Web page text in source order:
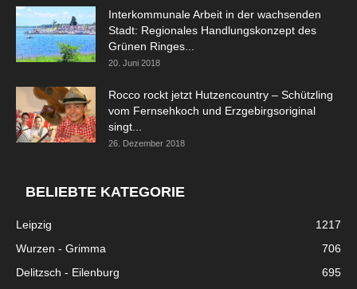
Interkommunale Arbeit in der wachsenden
Stadt: Regionales Handlungskonzept des
Grünen Ringes...
20. Juni 2018
Rocco rockt jetzt Hutzencountry – Schützling
vom Fernsehkoch und Erzgebirgsoriginal
singt...
26. Dezember 2018
BELIEBTE KATEGORIE
Leipzig
1217
Wurzen - Grimma
706
Delitzsch - Eilenburg
695